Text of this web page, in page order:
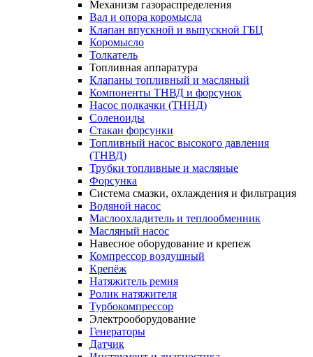
Механизм газораспределения
Вал и опора коромысла
Клапан впускной и выпускной ГБЦ
Коромысло
Толкатель
Топливная аппаратура
Клапаны топливный и масляный
Компоненты ТНВД и форсунок
Насос подкачки (ТННД)
Соленоиды
Стакан форсунки
Топливный насос высокого давления
(ТНВД)
Трубки топливные и масляные
Форсунка
Система смазки, охлаждения и фильтрация
Водяной насос
Маслоохладитель и теплообменник
Масляный насос
Навесное оборудование и крепеж
Компрессор воздушный
Крепёж
Натяжитель ремня
Ролик натяжителя
Турбокомпрессор
Электрооборудование
Генераторы
Датчик